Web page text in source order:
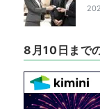
8月10日まで